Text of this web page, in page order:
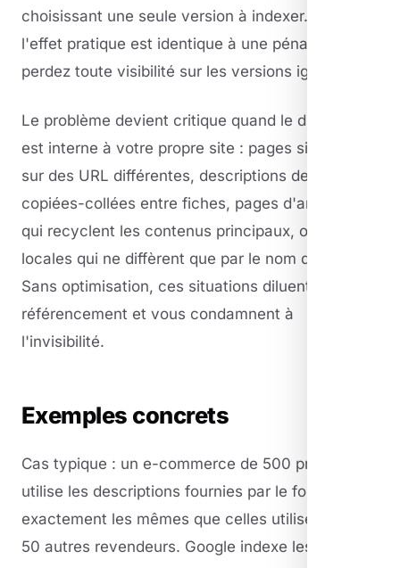
choisissant une seule version à indexer. Mais
l'effet pratique est identique à une pénalité : vous
perdez toute visibilité sur les versions ignorées.
Le problème devient critique quand le duplicate
est interne à votre propre site : pages similaires
sur des URL différentes, descriptions de produits
copiées-collées entre fiches, pages d'archives
qui recyclent les contenus principaux, ou pages
locales qui ne diffèrent que par le nom de la ville.
Sans optimisation, ces situations diluent votre
référencement et vous condamnent à
l'invisibilité.
Exemples concrets
Cas typique : un e-commerce de 500 produits
utilise les descriptions fournies par le fournisseur,
exactement les mêmes que celles utilisées par
50 autres revendeurs. Google indexe les versions